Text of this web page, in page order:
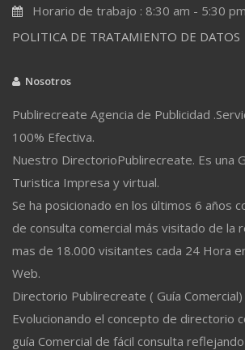
Horario de trabajo : 8:30 am - 5:30 pm
POLITICA DE TRATAMIENTO DE DATOS
Nosotros
Publirecreate Agencia de Publicidad
100% Efectiva.
Nuestro DirectorioPublirecreate. Es una
Turistica Impresa y virtual.
Se ha posicionado en los últimos 6 años
de consulta comercial más visitado de la
mas de 18.000 visitantes cada 24 Hora
Web.
Directorio Publirecreate ( Guía Comercial)
Evolucionando el concepto de directorio
guía Comercial de fácil consulta